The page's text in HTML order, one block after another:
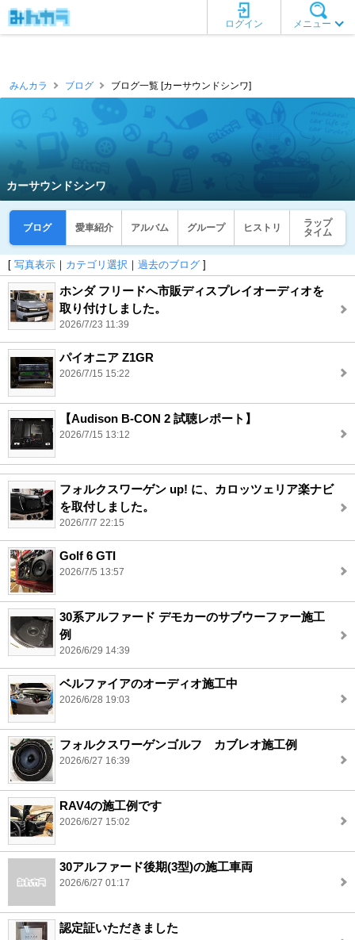
メニュー
ログイン
みんカラ ブログ ブログ一覧 [カーサウンドシンワ]
カーサウンドシンワ
ブログ 愛車紹介 アルバム グループ ヒストリ
ラップ
タイム
[ 写真表示 ｜ カテゴリ選択 ｜ 過去のブログ ]
ホンダ フリードへ市販ディスプレイオーディオを
取り付けしました。
2026/7/23 11:39
パイオニア Z1GR
2026/7/15 15:22
【Audison B-CON 2 試聴レポート】
2026/7/15 13:12
フォルクスワーゲン up! に、カロッツェリア楽ナビ
を取付しました。
2026/7/7 22:15
Golf 6 GTI
2026/7/5 13:57
30系アルファード デモカーのサブウーファー施工
例
2026/6/29 14:39
ベルファイアのオーディオ施工中
2026/6/28 19:03
フォルクスワーゲンゴルフ カブレオ施工例
2026/6/27 16:39
RAV4の施工例です
2026/6/27 15:02
30アルファード後期(3型)の施工車両
2026/6/27 01:17
認定証いただきました